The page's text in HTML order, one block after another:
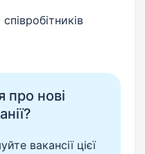
про нові
вакансії цієї